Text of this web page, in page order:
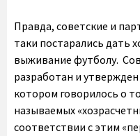
Правда, советские и
таки постарались дать
выживание футболу.
разработан и
котором говорилось о
называемых
соответствии с этим